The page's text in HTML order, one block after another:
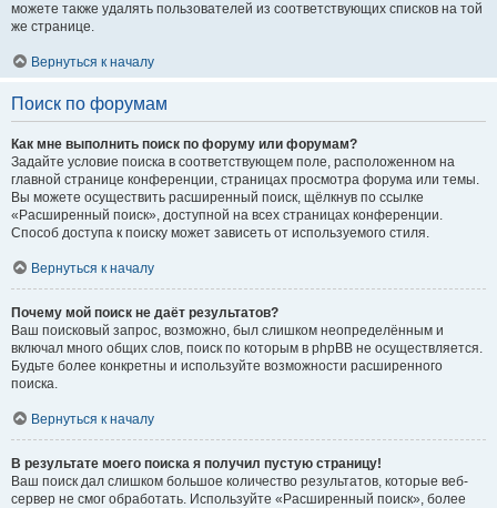
можете также удалять пользователей из соответствующих списков на той
же странице.
Вернуться к началу
Поиск по форумам
Как мне выполнить поиск по форуму или форумам?
Задайте условие поиска в соответствующем поле, расположенном на
главной странице конференции, страницах просмотра форума или темы.
Вы можете осуществить расширенный поиск, щёлкнув по ссылке
«Расширенный поиск», доступной на всех страницах конференции.
Способ доступа к поиску может зависеть от используемого стиля.
Вернуться к началу
Почему мой поиск не даёт результатов?
Ваш поисковый запрос, возможно, был слишком неопределённым и
включал много общих слов, поиск по которым в phpBB не осуществляется.
Будьте более конкретны и используйте возможности расширенного
поиска.
Вернуться к началу
В результате моего поиска я получил пустую страницу!
Ваш поиск дал слишком большое количество результатов, которые веб-
сервер не смог обработать. Используйте «Расширенный поиск», более